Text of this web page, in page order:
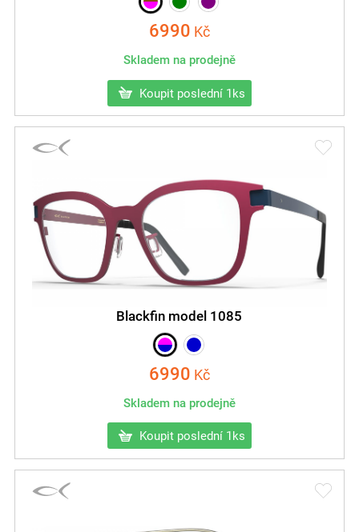
6990 Kč
Skladem na prodejně
Koupit poslední 1ks
Blackfin model 1085
6990 Kč
Skladem na prodejně
Koupit poslední 1ks